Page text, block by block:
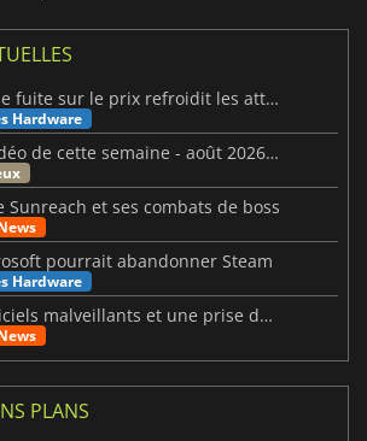
Steam Frame : une fuite sur le prix refroidit les attentes VR
Hardware
Sorties de jeux vidéo de cette semaine - août 2026 (semaine 32)
Sunreach et ses combats de boss
pourrait abandonner Steam
Hardware
Des cartes de logiciels malveillants et une prise de contrôle de Discord ont touché Meccha Chameleon
PLANS